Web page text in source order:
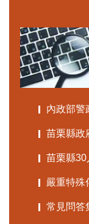
內政部警
苗栗縣政
苗栗縣30
嚴重特殊
常見問答